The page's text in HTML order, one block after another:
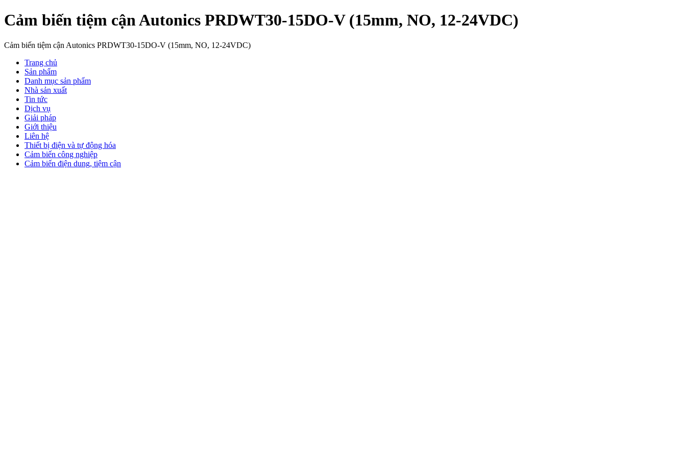
Cảm biến tiệm cận Autonics PRDWT30-15DO-V (15mm, NO, 12-24VDC)
Cảm biến tiệm cận Autonics PRDWT30-15DO-V (15mm, NO, 12-24VDC)
Trang chủ
Sản phẩm
Danh mục sản phẩm
Nhà sản xuất
Tin tức
Dịch vụ
Giải pháp
Giới thiệu
Liên hệ
Thiết bị điện và tự động hóa
Cảm biến công nghiệp
Cảm biến điện dung, tiệm cận